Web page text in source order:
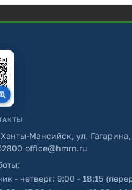
Мансийск, ул. Гагарина,
office@hmrn.ru
- четверг: 9:00 - 18:15